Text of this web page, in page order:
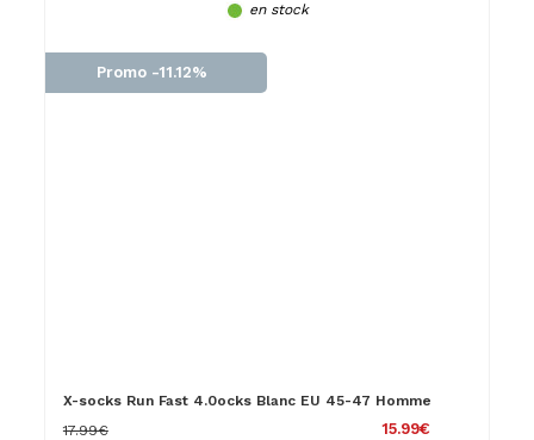
en stock
Promo -11.12%
X-socks Run Fast 4.0ocks Blanc EU 45-47 Homme
15.99€
17.99€